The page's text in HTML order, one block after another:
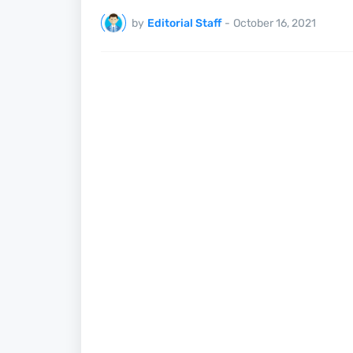
by Editorial Staff - October 16, 2021